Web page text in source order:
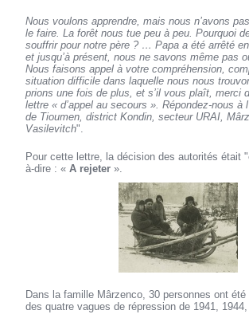
Nous voulons apprendre, mais nous n’avons
le faire. La forêt nous tue peu à peu. Pourquoi
souffrir pour notre père ? … Papa a été arrêté en
et jusqu’à présent, nous ne savons même pas
Nous faisons appel à votre compréhension,
situation difficile dans laquelle nous nous
prions une fois de plus, et s’il vous plaît, merci
lettre « d’appel au secours ». Répondez-nous à
de Tioumen, district Kondin, secteur URAI,
Vasilevitch".
Pour cette lettre, la décision des autorités était "
à-dire : «A rejeter ».
Dans la famille Mârzenco, 30 personnes ont été
des quatre vagues de répression de 1941, 1944,